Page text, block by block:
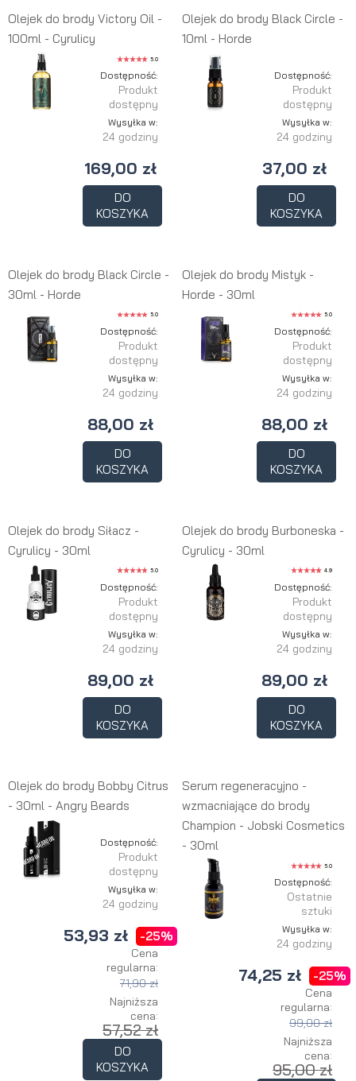
Olejek do brody Victory Oil -
100ml - Cyrulicy
5.0
Dostępność:
Produkt
dostępny
Wysyłka w:
24 godziny
169,00 zł
DO
KOSZYKA
Olejek do brody Black Circle -
10ml - Horde
Dostępność:
Produkt
dostępny
Wysyłka w:
24 godziny
37,00 zł
DO
KOSZYKA
Olejek do brody Black Circle -
30ml - Horde
5.0
Dostępność:
Produkt
dostępny
Wysyłka w:
24 godziny
88,00 zł
DO
KOSZYKA
Olejek do brody Mistyk -
Horde - 30ml
5.0
Dostępność:
Produkt
dostępny
Wysyłka w:
24 godziny
88,00 zł
DO
KOSZYKA
Olejek do brody Siłacz -
Cyrulicy - 30ml
5.0
Dostępność:
Produkt
dostępny
Wysyłka w:
24 godziny
89,00 zł
DO
KOSZYKA
Olejek do brody Burboneska -
Cyrulicy - 30ml
4.9
Dostępność:
Produkt
dostępny
Wysyłka w:
24 godziny
89,00 zł
DO
KOSZYKA
Olejek do brody Bobby Citrus
- 30ml - Angry Beards
Dostępność:
Produkt
dostępny
Wysyłka w:
24 godziny
53,93 zł -25%
Cena
regularna:
71,90 zł
Najniższa
cena:
57,52 zł
DO
KOSZYKA
Serum regeneracyjno -
wzmacniające do brody
Champion - Jobski Cosmetics
- 30ml
5.0
Dostępność:
Ostatnie
sztuki
Wysyłka w:
24 godziny
74,25 zł -25%
Cena
regularna:
99,00 zł
Najniższa
cena:
95,00 zł